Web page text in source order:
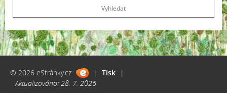
© 2026 eStránky.cz | Tisk
|
Aktualizováno: 28. 7. 2026